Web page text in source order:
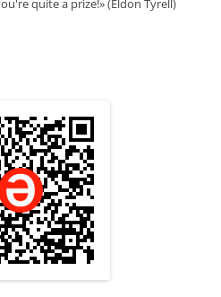
quite a prize!» (Eldon Tyrell)